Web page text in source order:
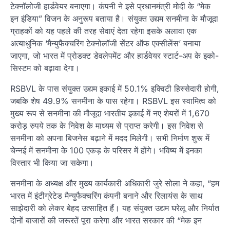
टेक्नॉलोजी हार्डवेयर बनाएगा। कंपनी ने इसे प्रधानमंत्री मोदी के “मेक
इन इंडिया” विजन के अनुरूप बताया है। संयुक्त उद्यम सनमीना के मौजूदा
ग्राहकों को यह पहले की तरह सेवाएं देता रहेगा इसके अलावा एक
अत्याधुनिक ‘मैन्युफैक्चरिंग टेक्नोलॉजी सेंटर ऑफ एक्सीलेंस’ बनाया
जाएगा, जो भारत में प्रोडक्ट डेवलेपमेंट और हार्डवेयर स्टार्ट-अप के इको-
सिस्टम को बढ़ावा देगा।
RSBVL के पास संयुक्त उद्यम इकाई में 50.1% इक्विटी हिस्सेदारी होगी,
जबकि शेष 49.9% सनमीना के पास रहेगा। RSBVL इस स्वामित्व को
मुख्य रूप से सनमीना की मौजूदा भारतीय इकाई में नए शेयरों में 1,670
करोड़ रुपये तक के निवेश के माध्यम से प्राप्त करेगी। इस निवेश से
सनमीना को अपना बिजनेस बढ़ाने में मदद मिलेगी। सभी निर्माण शुरू में
चेन्नई में सनमीना के 100 एकड़ के परिसर में होंगे। भविष्य में इनका
विस्तार भी किया जा सकेगा।
सनमीना के अध्यक्ष और मुख्य कार्यकारी अधिकारी जुरे सोला ने कहा, “हम
भारत में इंटीग्रेटेड मैन्युफैक्चरिंग कंपनी बनाने और रिलायंस के साथ
साझेदारी को लेकर बेहद उत्साहित हैं। यह संयुक्त उद्यम घरेलू और निर्यात
दोनों बाजारों की जरूरतें पूरा करेगा और भारत सरकार की “मेक इन